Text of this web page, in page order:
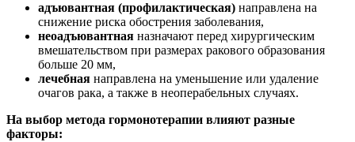
адъювантная (профилактическая) направлена на
снижение риска обострения заболевания,
неоадъювантная назначают перед хирургическим
вмешательством при размерах ракового образования
больше 20 мм,
лечебная направлена на уменьшение или удаление
очагов рака, а также в неоперабельных случаях.
На выбор метода гормонотерапии влияют разные
факторы: